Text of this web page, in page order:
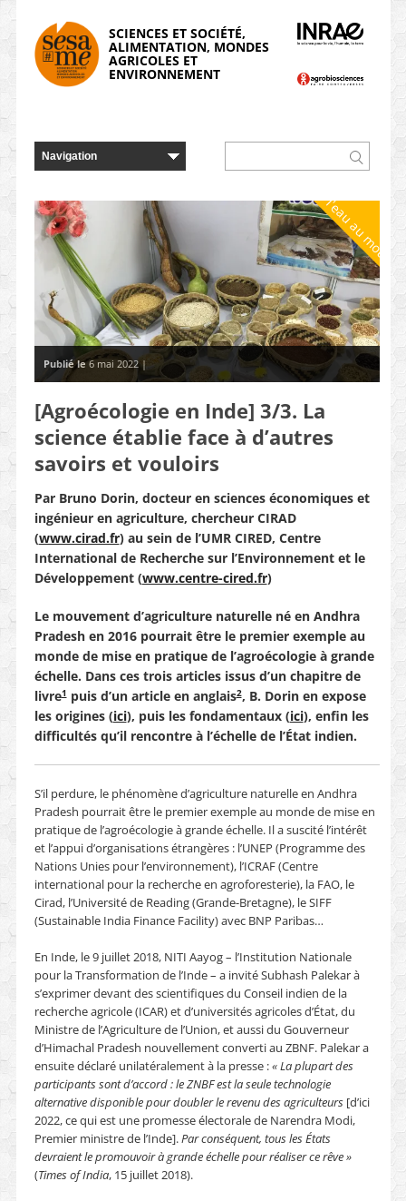
SCIENCES ET SOCIÉTÉ,
ALIMENTATION, MONDES
AGRICOLES ET
ENVIRONNEMENT
De l'eau au moulin
Publié le6 mai 2022 |
[Agroécologie en Inde] 3/3. La
science établie face à d’autres
savoirs et vouloirs
Par Bruno Dorin, docteur en sciences économiques et
ingénieur en agriculture, chercheur CIRAD
(www.cirad.fr) au sein de l’UMR CIRED, Centre
International de Recherche sur l’Environnement et le
Développement (www.centre-cired.fr)
Le mouvement d’agriculture naturelle né en Andhra
Pradesh en 2016 pourrait être le premier exemple au
monde de mise en pratique de l’agroécologie à grande
échelle. Dans ces trois articles issus d’un chapitre de
livre1 puis d’un article en anglais2, B. Dorin en expose
les origines (ici), puis les fondamentaux (ici), enfin les
difficultés qu’il rencontre à l’échelle de l’État indien.
S’il perdure, le phénomène d’agriculture naturelle en Andhra
Pradesh pourrait être le premier exemple au monde de mise en
pratique de l’agroécologie à grande échelle. Il a suscité l’intérêt
et l’appui d’organisations étrangères : l’UNEP (Programme des
Nations Unies pour l’environnement), l’ICRAF (Centre
international pour la recherche en agroforesterie), la FAO, le
Cirad, l’Université de Reading (Grande-Bretagne), le SIFF
(Sustainable India Finance Facility) avec BNP Paribas…
En Inde, le 9 juillet 2018, NITI Aayog – l’Institution Nationale
pour la Transformation de l’Inde – a invité Subhash Palekar à
s’exprimer devant des scientifiques du Conseil indien de la
recherche agricole (ICAR) et d’universités agricoles d’État, du
Ministre de l’Agriculture de l’Union, et aussi du Gouverneur
d’Himachal Pradesh nouvellement converti au ZBNF. Palekar a
ensuite déclaré unilatéralement à la presse :« La plupart des
participants sont d’accord : le ZNBF est la seule technologie
alternative disponible pour doubler le revenu des agriculteurs [d’ici
2022, ce qui est une promesse électorale de Narendra Modi,
Premier ministre de l’Inde].Par conséquent, tous les États
devraient le promouvoir à grande échelle pour réaliser ce rêve »
(Times of India, 15 juillet 2018).